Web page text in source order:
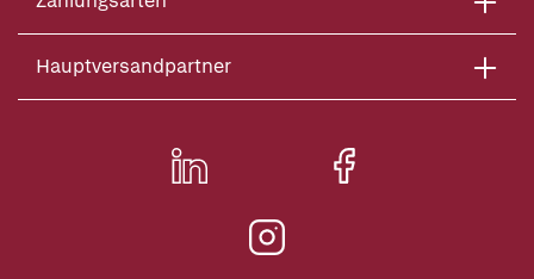
Hauptversandpartner